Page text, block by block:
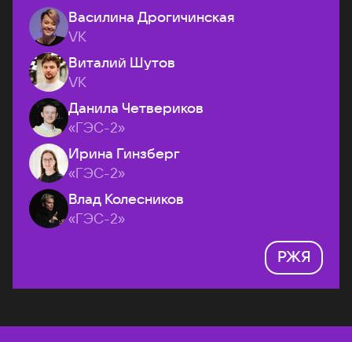
Василина Дрогичинская
VK
Виталий Шутов
VK
Данила Четвериков
«ГЭС-2»
Ирина Гинзберг
«ГЭС-2»
Влад Колесников
«ГЭС-2»
РЖЯ